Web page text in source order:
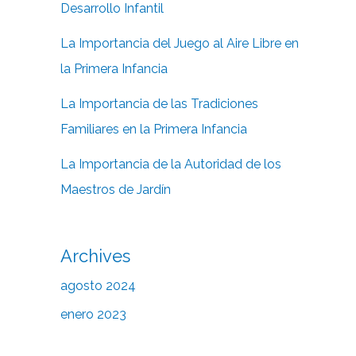
Desarrollo Infantil
La Importancia del Juego al Aire Libre en
la Primera Infancia
La Importancia de las Tradiciones
Familiares en la Primera Infancia
La Importancia de la Autoridad de los
Maestros de Jardín
Archives
agosto 2024
enero 2023